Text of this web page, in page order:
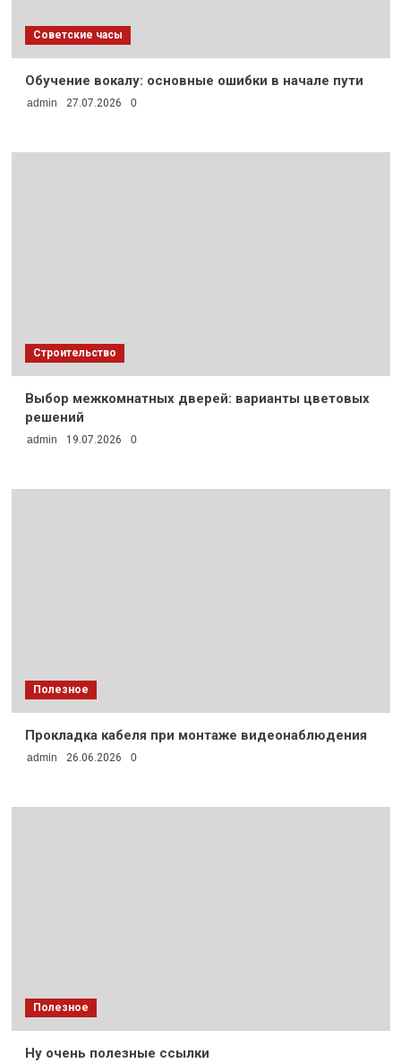
Советские часы
Обучение вокалу: основные ошибки в начале пути
admin 27.07.2026 0
Строительство
Выбор межкомнатных дверей: варианты цветовых
решений
admin 19.07.2026 0
Полезное
Прокладка кабеля при монтаже видеонаблюдения
admin 26.06.2026 0
Полезное
Ну очень полезные ссылки